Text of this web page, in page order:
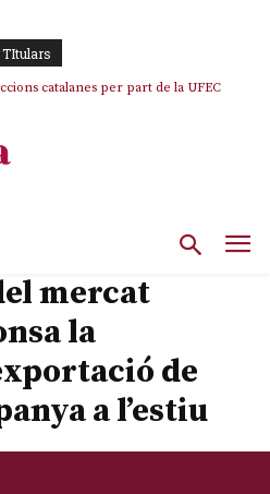
TItulars
catalanes per part de la UFEC
23 mesos: Una deriva sense continguts i
mercat
la
de
a l’estiu